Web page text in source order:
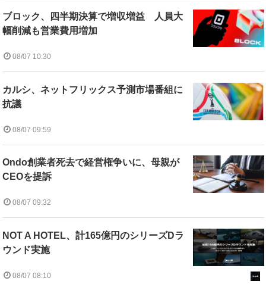
ブロック、四半期決算で増収増益 人員大
幅削減も営業費用増加
08/07 10:30
カルシ、ネットフリックス予測市場番組に
抗議
08/07 09:59
Ondo創業者死去で経営権争いに、母親が
CEOを提訴
08/07 09:32
NOT A HOTEL、計165億円のシリーズDラ
ウンド実施
08/07 08:10